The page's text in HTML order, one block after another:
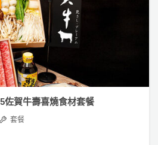
佐賀牛壽喜燒食材套餐
套餐